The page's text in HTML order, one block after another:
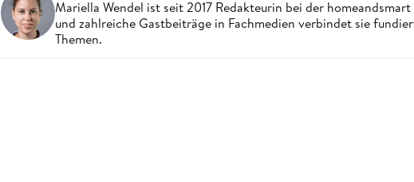
Mariella Wendel ist seit 2017 Redakteurin bei der
und zahlreiche Gastbeiträge in Fachmedien verbindet sie
Themen.